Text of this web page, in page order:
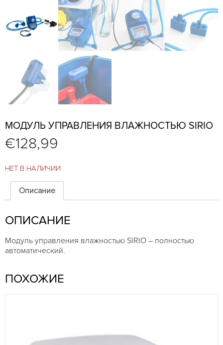
МОДУЛЬ УПРАВЛЕНИЯ ВЛАЖНОСТЬЮ SIRIO
€128,99
НЕТ В НАЛИЧИИ
Описание
ОПИСАНИЕ
Модуль управления влажностью SIRIO – полностью
автоматический.
ПОХОЖИЕ